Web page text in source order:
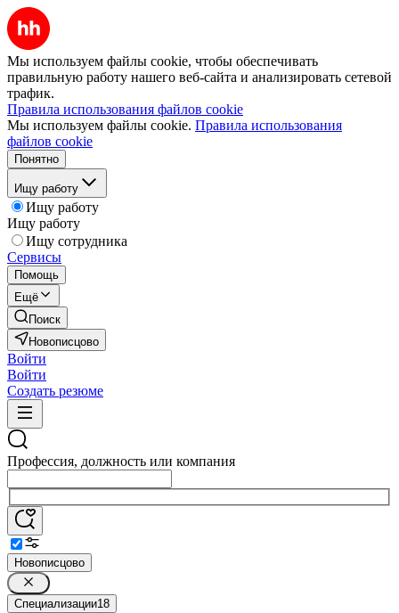
Мы используем файлы cookie, чтобы обеспечивать
правильную работу нашего веб-сайта и анализировать сетевой
трафик.
Правила использования файлов cookie
Мы используем файлы cookie. Правила использования
файлов cookie
Понятно
Ищу работу
Ищу работу
Ищу работу
Ищу сотрудника
Сервисы
Помощь
Ещё
Поиск
Новописцово
Войти
Войти
Создать резюме
Профессия, должность или компания
Новописцово
Специализации18